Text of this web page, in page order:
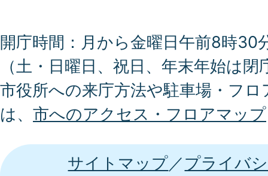
開庁時間：月から金曜日午前8時30
（土・日曜日、祝日、年末年始は閉
市役所への来庁方法や駐車場・フ
は、 市へのアクセス・フロアマップ
サイトマップ
プライバ